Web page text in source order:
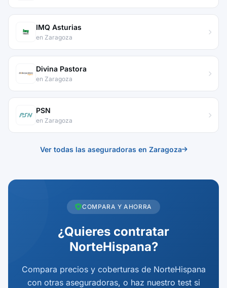
IMQ Asturias
en Zaragoza
Divina Pastora
en Zaragoza
PSN
en Zaragoza
Ver todas las aseguradoras en Zaragoza
COMPARA Y AHORRA
¿Quieres contratar
NorteHispana?
Compara precios y coberturas de NorteHispana
con otras aseguradoras, o haz nuestro test si